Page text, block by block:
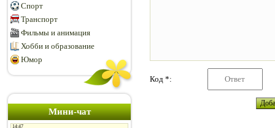
Спорт
Транспорт
Фильмы и анимация
Хобби и образование
Юмор
Мини-чат
Код *: